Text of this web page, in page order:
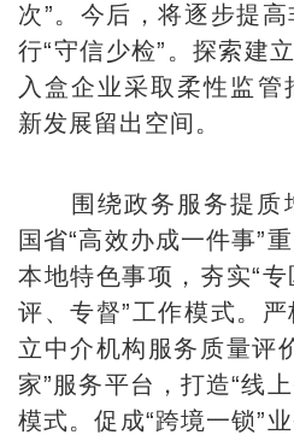
次”。今后，将逐步提
行“守信少检”。探索建
入盒企业采取柔性监管
新发展留出空间。
围绕政务服务提质
国省“高效办成一件事”
本地特色事项，夯实“
评、专督”工作模式。
立中介机构服务质量评
家”服务平台，打造“线
模式。促成“跨境一锁”